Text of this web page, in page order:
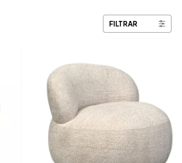
FILTRAR